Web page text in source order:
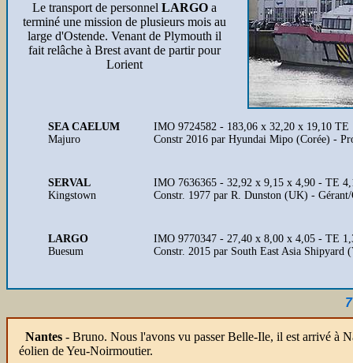
Le transport de personnel LARGO a
terminé une mission de plusieurs mois au
large d'Ostende. Venant de Plymouth il
fait relâche à Brest avant de partir pour
Lorient
SEA CAELUM
Majuro
IMO 9724582 - 183,06 x 32,20 x 19,10
Constr 2016 par Hyundai Mipo (Corée) -
SERVAL
Kingstown
IMO 7636365 - 32,92 x 9,15 x 4,90 - TE
Constr. 1977 par R. Dunston (UK) -
LARGO
Buesum
IMO 9770347 - 27,40 x 8,00 x 4,05 - TE
Constr. 2015 par South East Asia
Nantes - Bruno. Nous l'avons vu passer Belle-Ile, il est arrivé à
éolien de Yeu-Noirmoutier.